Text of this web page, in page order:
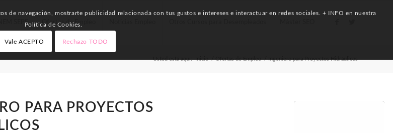
SEPE Ofertas de Empleo
Usted está aquí: Inicio / Ofertas de Empleo / Ingeniero para Proyectos Hidráulicos
PARA PROYECTOS
de navegación, mostrarte publicidad relacionada con tus gustos e intereses e interactuar en redes sociales. + INFO en nuestra
Política de Cookies.
Vale ACEPTO Rechazo TODO